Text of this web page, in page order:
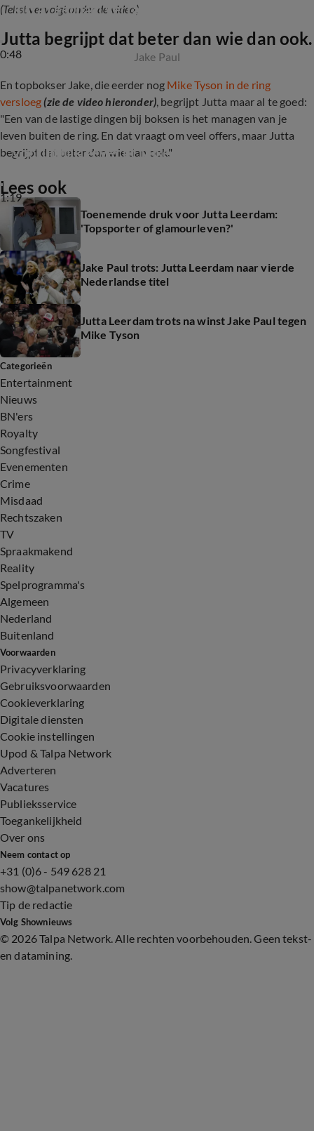
(Tekst vervolgt onder de video)
0:48
Jutta Leerdam verrast vriendje Jake Paul
Jutta begrijpt dat beter dan wie dan ook.
Jake Paul
En topbokser Jake, die eerder nog Mike Tyson in de ring
versloeg(zie de video hieronder), begrijpt Jutta maar al te goed:
"Een van de lastige dingen bij boksen is het managen van je
leven buiten de ring. En dat vraagt om veel offers, maar Jutta
begrijpt dat beter dan wie dan ook."
1:19
Vooruitblik gevecht Mike Tyson en Jake Paul
Lees ook
Toenemende druk voor Jutta Leerdam:
'Topsporter of glamourleven?'
Jake Paul trots: Jutta Leerdam naar vierde
Nederlandse titel
Jutta Leerdam trots na winst Jake Paul tegen
Mike Tyson
Categorieën
Entertainment
Nieuws
BN'ers
Royalty
Songfestival
Evenementen
Crime
Misdaad
Rechtszaken
TV
Spraakmakend
Reality
Spelprogramma's
Algemeen
Nederland
Buitenland
Voorwaarden
Privacyverklaring
Gebruiksvoorwaarden
Cookieverklaring
Digitale diensten
Cookie instellingen
Upod & Talpa Network
Adverteren
Vacatures
Publieksservice
Toegankelijkheid
Over ons
Neem contact op
+31 (0)6 - 549 628 21
show@talpanetwork.com
Tip de redactie
Volg Shownieuws
© 2026 Talpa Network. Alle rechten voorbehouden. Geen tekst-
en datamining.